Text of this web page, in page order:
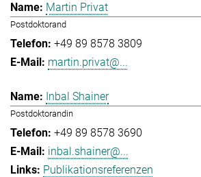
Martin Privat
Postdoktorand
+49 89 8578 3809
martin.privat@...
Inbal Shainer
Postdoktorandin
+49 89 8578 3690
inbal.shainer@...
Publikationsreferenzen